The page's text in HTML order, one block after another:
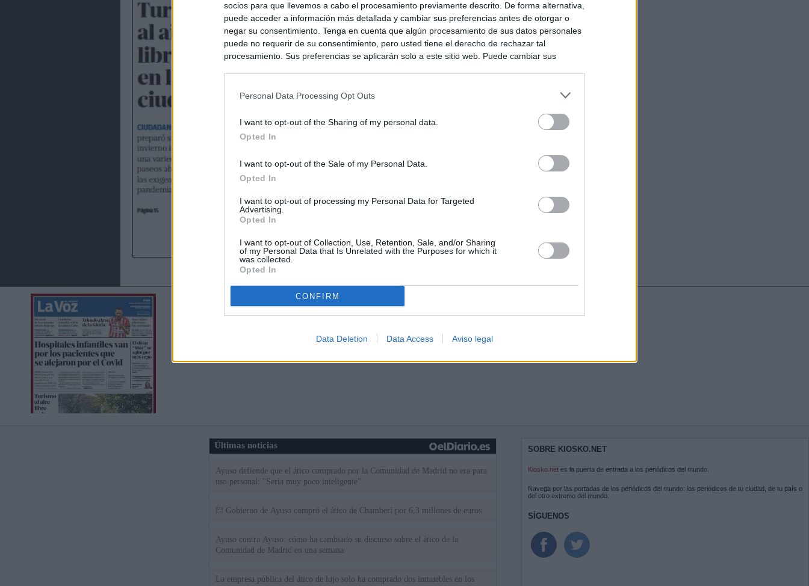
socios para que llevemos a cabo el procesamiento previamente descrito. De forma alternativa,
puede acceder a información más detallada y cambiar sus preferencias antes de otorgar o
negar su consentimiento. Tenga en cuenta que algún procesamiento de sus datos personales
puede no requerir de su consentimiento, pero usted tiene el derecho de rechazar tal
procesamiento. Sus preferencias se aplicarán solo a este sitio web. Puede cambiar sus
Personal Data Processing Opt Outs
I want to opt-out of the Sharing of my personal data.
Opted In
I want to opt-out of the Sale of my Personal Data.
Opted In
I want to opt-out of processing my Personal Data for Targeted
Advertising.
Opted In
I want to opt-out of Collection, Use, Retention, Sale, and/or Sharing
of my Personal Data that Is Unrelated with the Purposes for which it
was collected.
Opted In
CONFIRM
Data Deletion Data Access Aviso legal
Últimas noticias
Ayuso defiende que el ático comprado por la Comunidad de Madrid no era para
uso personal: "Sería muy poco inteligente"
El Gobierno de Ayuso compró el ático de Chamberí por 6,3 millones de euros
Ayuso contra Ayuso: cómo ha cambiado su discurso sobre el ático de la
Comunidad de Madrid en una semana
La empresa pública del ático de lujo solo ha comprado dos inmuebles en los
SOBRE KIOSKO.NET
Kiosko.net es la puerta de entrada a los periódicos del mundo.
Navega por las portadas de los periódicos del mundo: los periódicos de tu ciudad, de tu país o
del otro extremo del mundo.
SÍGUENOS